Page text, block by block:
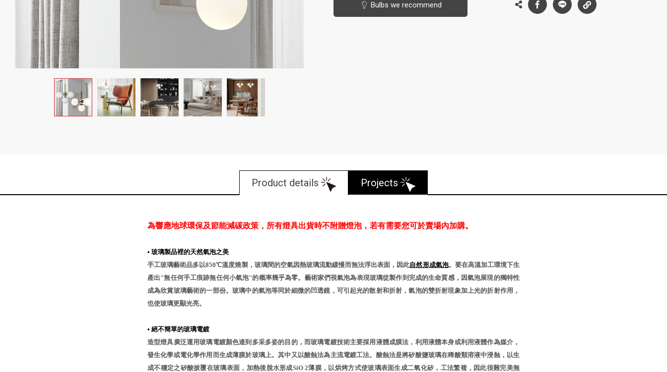
Bulbs we recommend
Product details Projects
為響應地球環保及節能減碳政策，所有燈具出貨時不附贈燈泡，若有需要您可於賣場內加購。
• 玻璃製品裡的天然氣泡之美
手工玻璃藝術品多以850℃溫度燒製，玻璃間的空氣因熱玻璃流動緩慢而無法浮出表面，因此自然形成氣泡。要在高溫加工環境下生
產出"無任何手工痕跡無任何小氣泡"的概率幾乎為零。藝術家們視氣泡為表現玻璃從製作到完成的生命質感，因氣泡展現的獨特性
成為欣賞玻璃藝術的一部份。玻璃中的氣泡等同於細微的凹透鏡，可引起光的散射和折射，氣泡的雙折射現象加上光的折射作用，
也使玻璃更顯光亮。
• 絕不簡單的玻璃電鍍
造型燈具廣泛運用玻璃電鍍顏色達到多采多姿的目的，而玻璃電鍍技術主要採用液體成膜法，利用液體本身或利用液體作為媒介，
發生化學或電化學作用而生成薄膜於玻璃上。其中又以酸蝕法為主流電鍍工法。酸蝕法是將矽酸鹽玻璃在稀酸類溶液中浸蝕，以生
成不穩定之矽酸披覆在玻璃表面，加熱後脫水形成SiO 2薄膜，以烘烤方式使玻璃表面生成二氧化矽，工法繁複，因此很難完美無